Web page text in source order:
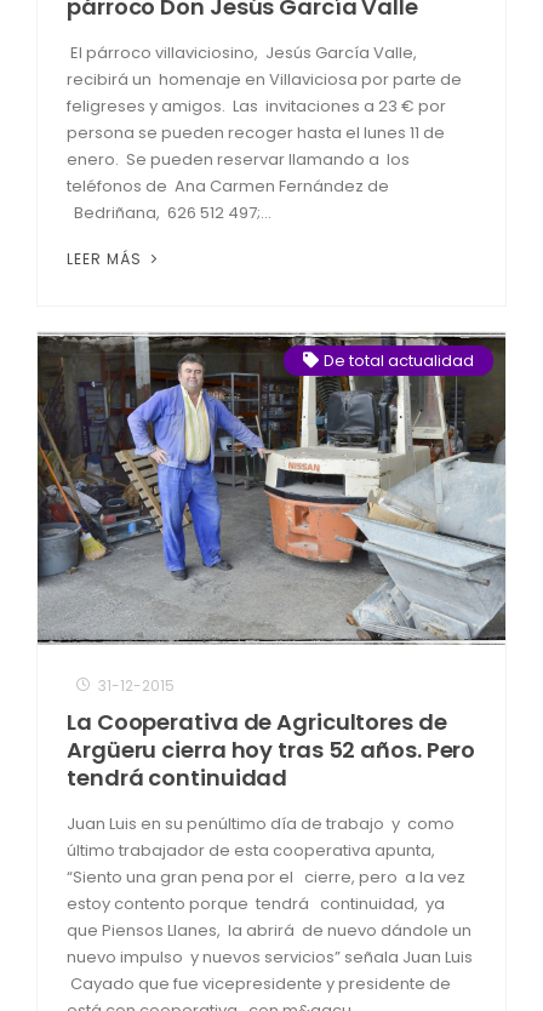
párroco Don Jesús García Valle
El párroco villaviciosino, Jesús García Valle,
recibirá un homenaje en Villaviciosa por parte de
feligreses y amigos. Las invitaciones a 23 € por
persona se pueden recoger hasta el lunes 11 de
enero. Se pueden reservar llamando a los
teléfonos de Ana Carmen Fernández de
Bedriñana, 626 512 497;...
LEER MÁS
De total actualidad
31-12-2015
La Cooperativa de Agricultores de
Argüeru cierra hoy tras 52 años. Pero
tendrá continuidad
Juan Luis en su penúltimo día de trabajo y como
último trabajador de esta cooperativa apunta,
“Siento una gran pena por el cierre, pero a la vez
estoy contento porque tendrá continuidad, ya
que Piensos Llanes, la abrirá de nuevo dándole un
nuevo impulso y nuevos servicios” señala Juan Luis
Cayado que fue vicepresidente y presidente de